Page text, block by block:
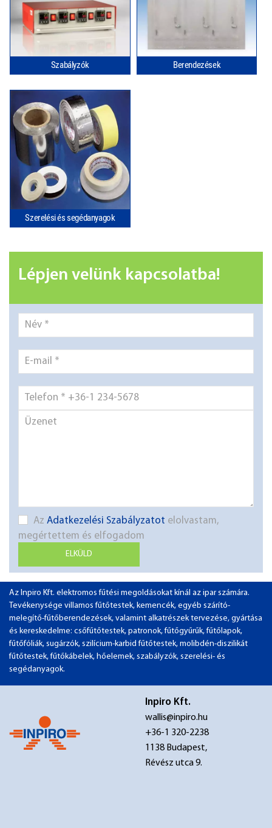
Szabályzók Berendezések
Szerelési és segédanyagok
Lépjen velünk kapcsolatba!
Az Adatkezelési Szabályzatot elolvastam,
megértettem és elfogadom
ELKÜLD
Az Inpiro Kft. elektromos fűtési megoldásokat kínál az ipar számára.
Tevékenysége villamos fűtőtestek, kemencék, egyéb szárító-
melegítő-fűtőberendezések, valamint alkatrészek tervezése, gyártása
és kereskedelme: csőfűtőtestek, patronok, fűtőgyűrűk, fűtőlapok,
fűtőfóliák, sugárzók, szilícium-karbid fűtőtestek, molibdén-diszilikát
fűtőtestek, fűtőkábelek, hőelemek, szabályzók, szerelési- és
segédanyagok.
Inpiro Kft.
wallis@inpiro.hu
+36-1 320-2238
1138 Budapest,
Révész utca 9.